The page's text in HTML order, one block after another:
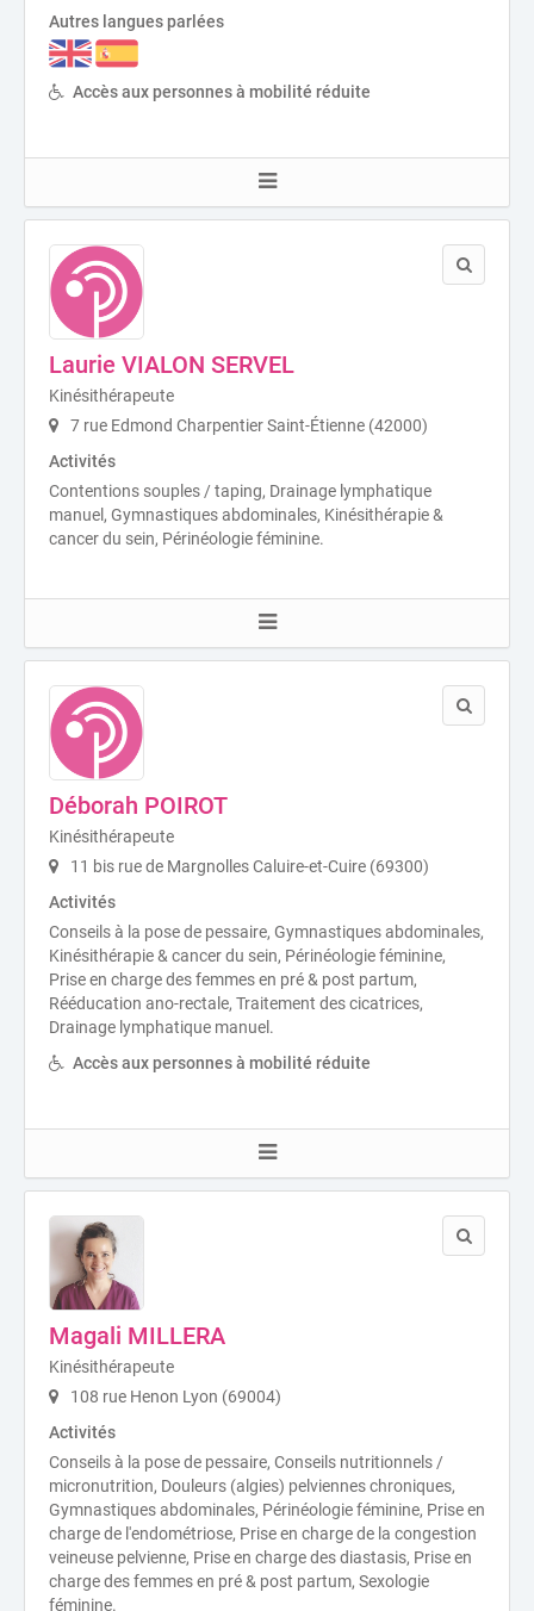
Autres langues parlées
Accès aux personnes à mobilité réduite
Laurie VIALON SERVEL
Kinésithérapeute
7 rue Edmond Charpentier Saint-Étienne (42000)
Activités
Contentions souples / taping, Drainage lymphatique
manuel, Gymnastiques abdominales, Kinésithérapie &
cancer du sein, Périnéologie féminine.
Déborah POIROT
Kinésithérapeute
11 bis rue de Margnolles Caluire-et-Cuire (69300)
Activités
Conseils à la pose de pessaire, Gymnastiques abdominales,
Kinésithérapie & cancer du sein, Périnéologie féminine,
Prise en charge des femmes en pré & post partum,
Rééducation ano-rectale, Traitement des cicatrices,
Drainage lymphatique manuel.
Accès aux personnes à mobilité réduite
Magali MILLERA
Kinésithérapeute
108 rue Henon Lyon (69004)
Activités
Conseils à la pose de pessaire, Conseils nutritionnels /
micronutrition, Douleurs (algies) pelviennes chroniques,
Gymnastiques abdominales, Périnéologie féminine, Prise en
charge de l'endométriose, Prise en charge de la congestion
veineuse pelvienne, Prise en charge des diastasis, Prise en
charge des femmes en pré & post partum, Sexologie
féminine.